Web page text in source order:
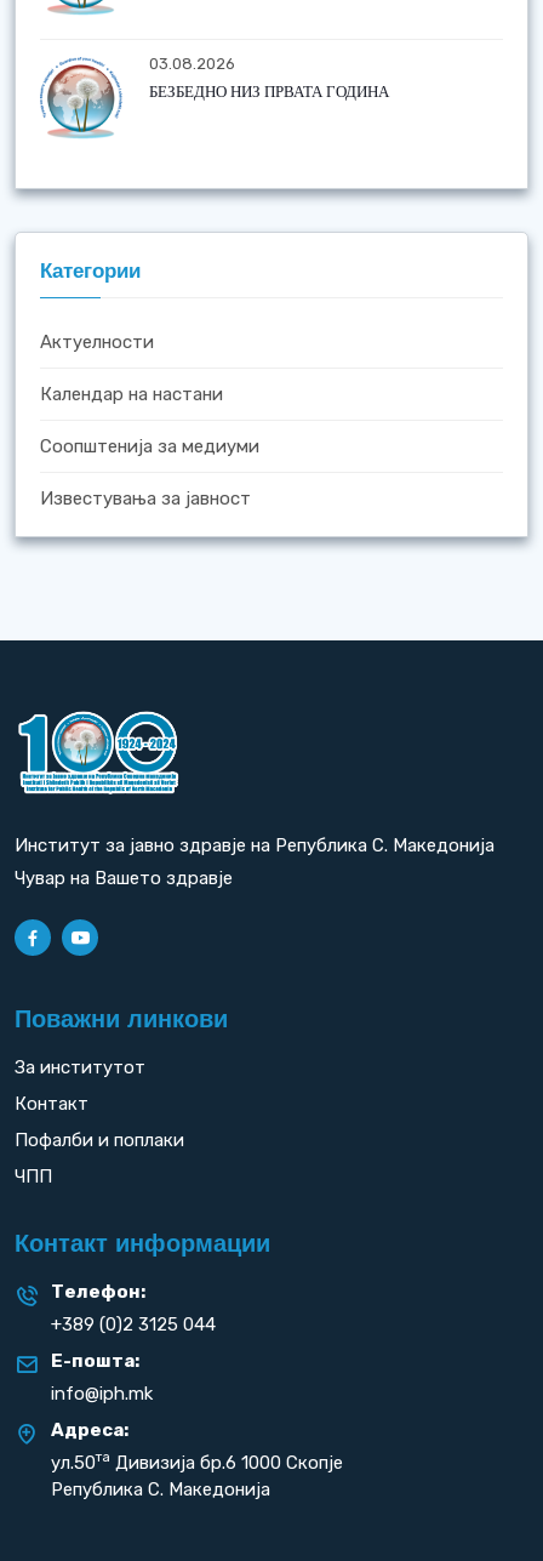
03.08.2026
БЕЗБЕДНО НИЗ ПРВАТА ГОДИНА
Категории
Актуелности
Календар на настани
Соопштенија за медиуми
Известувања за јавност
Институт за јавно здравје на Република С. Македонија
Чувар на Вашето здравје
Поважни линкови
За институтот
Контакт
Пофалби и поплаки
ЧПП
Контакт информации
Телефон:
+389 (0)2 3125 044
Е-пошта:
info@iph.mk
Адреса:
ул.50та Дивизија бр.6 1000 Скопје
Република С. Македонија